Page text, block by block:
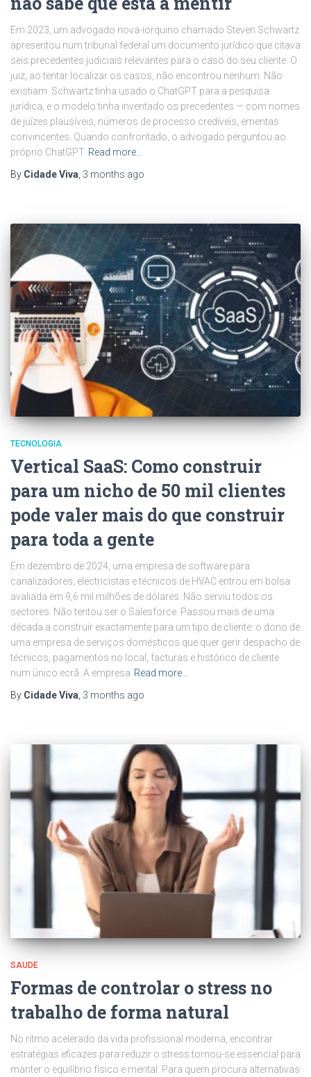
Em 2023, um advogado nova-iorquino chamado Steven Schwartz
apresentou num tribunal federal um documento jurídico que citava
seis precedentes judiciais relevantes para o caso do seu cliente. O
juiz, ao tentar localizar os casos, não encontrou nenhum. Não
existiam. Schwartz tinha usado o ChatGPT para a pesquisa
jurídica, e o modelo tinha inventado os precedentes — com nomes
de juízes plausíveis, números de processo credíveis, ementas
convincentes. Quando confrontado, o advogado perguntou ao
próprio ChatGPT Read more…
By Cidade Viva 3 months ago
TECNOLOGIA
Vertical SaaS: Como construir
para um nicho de 50 mil clientes
pode valer mais do que construir
para toda a gente
Em dezembro de 2024, uma empresa de software para
canalizadores, electricistas e técnicos de HVAC entrou em bolsa
avaliada em 9,6 mil milhões de dólares. Não serviu todos os
sectores. Não tentou ser o Salesforce. Passou mais de uma
década a construir exactamente para um tipo de cliente: o dono de
uma empresa de serviços domésticos que quer gerir despacho de
técnicos, pagamentos no local, facturas e histórico de cliente
num único ecrã. A empresa Read more…
By Cidade Viva, 3 months ago
SAUDE
Formas de controlar o stress no
trabalho de forma natural
No ritmo acelerado da vida profissional moderna, encontrar
estratégias eficazes para reduzir o stress tornou-se essencial para
manter o equilíbrio físico e mental. Para quem procura alternativas